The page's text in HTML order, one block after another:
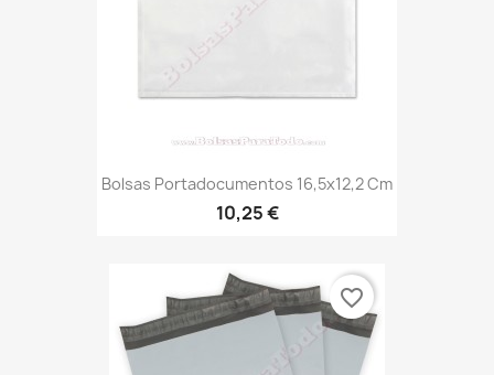
Bolsas Portadocumentos 16,5x12,2 Cm
10,25 €
favorite_border